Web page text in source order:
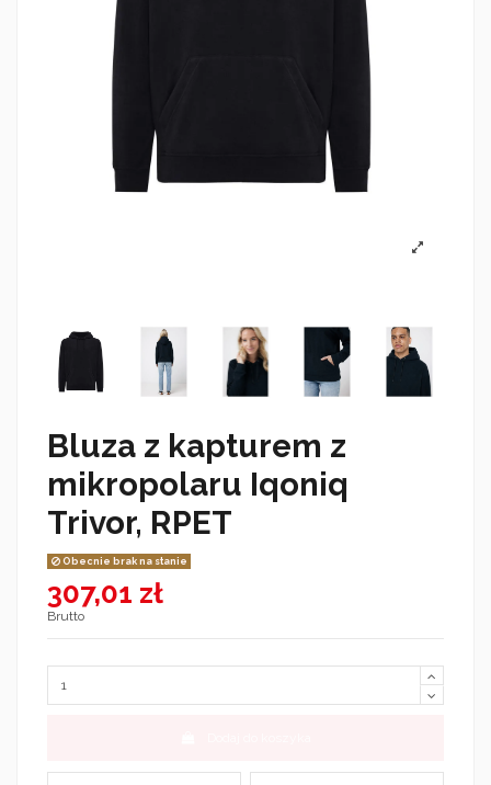
Bluza z kapturem z
mikropolaru Iqoniq
Trivor, RPET
Obecnie brak na stanie
307,01 zł
Brutto